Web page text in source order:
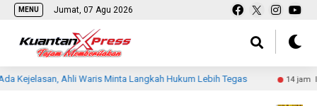
MENU Jumat, 07 Agu 2026
Ahli Waris Minta Langkah Hukum Lebih Tegas 14 jam lalu